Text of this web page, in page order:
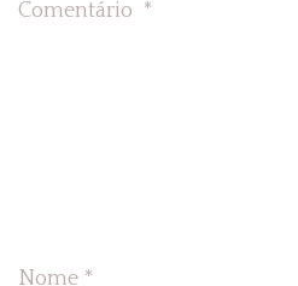
Comentário *
Nome *